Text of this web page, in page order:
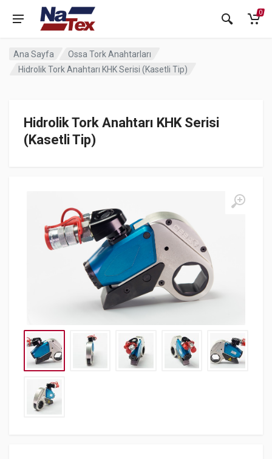
0
Ana Sayfa
Ossa Tork Anahtarları
Hidrolik Tork Anahtarı KHK Serisi (Kasetli Tip)
Hidrolik Tork Anahtarı KHK Serisi
(Kasetli Tip)